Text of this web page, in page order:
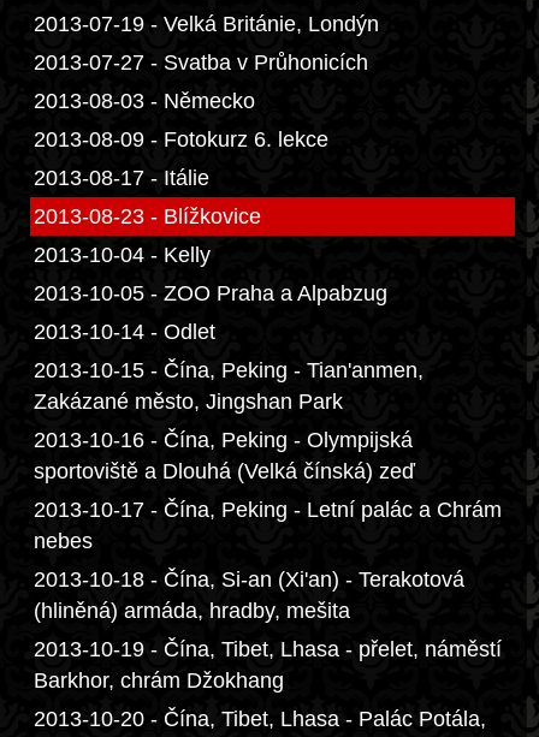
2013-07-19 - Velká Británie, Londýn
2013-07-27 - Svatba v Průhonicích
2013-08-03 - Německo
2013-08-09 - Fotokurz 6. lekce
2013-08-17 - Itálie
2013-08-23 - Blížkovice
2013-10-04 - Kelly
2013-10-05 - ZOO Praha a Alpabzug
2013-10-14 - Odlet
2013-10-15 - Čína, Peking - Tian'anmen,
Zakázané město, Jingshan Park
2013-10-16 - Čína, Peking - Olympijská
sportoviště a Dlouhá (Velká čínská) zeď
2013-10-17 - Čína, Peking - Letní palác a Chrám
nebes
2013-10-18 - Čína, Si-an (Xi'an) - Terakotová
(hliněná) armáda, hradby, mešita
2013-10-19 - Čína, Tibet, Lhasa - přelet, náměstí
Barkhor, chrám Džokhang
2013-10-20 - Čína, Tibet, Lhasa - Palác Potála,